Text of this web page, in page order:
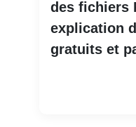
des fichiers
explication
gratuits et